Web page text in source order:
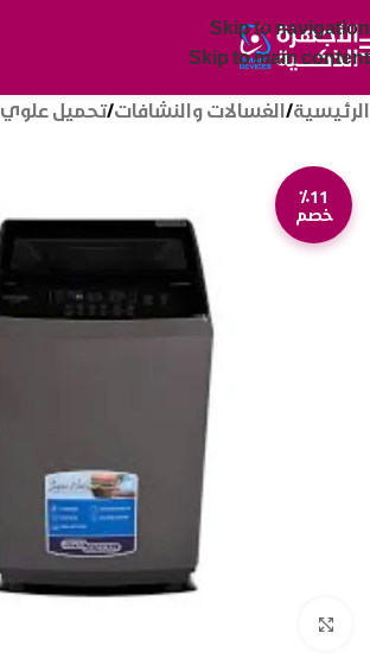
Skip to navigation
Skip to main content
الرئيسية/الغسالات والنشافات/تحميل علوي
٪11
خصم